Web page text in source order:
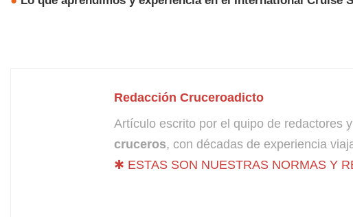
Redacción Cruceroadicto
Artículo escrito por el quipo de redactores
cruceros, con décadas de experiencia
✱ ESTAS SON NUESTRAS NORMAS Y